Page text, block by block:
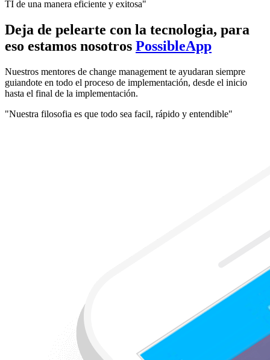
TI de una manera eficiente y exitosa"
Deja de pelearte con la tecnologia, para
eso estamos nosotros PossibleApp
Nuestros mentores de change management te ayudaran siempre
guiandote en todo el proceso de implementación, desde el inicio
hasta el final de la implementación.
"Nuestra filosofia es que todo sea facil, rápido y entendible"